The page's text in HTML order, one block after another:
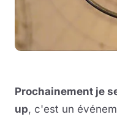
Prochainement je
up, c'est un